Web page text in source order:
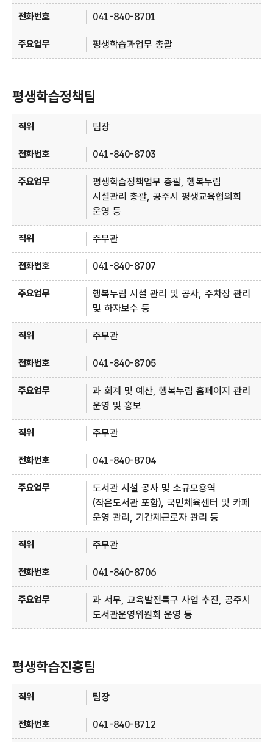
041-840-8701
평생학습과업무 총괄
평생학습정책팀
팀장
041-840-8703
평생학습정책업무 총괄, 행복누림
시설관리 총괄, 공주시 평생교육협의회
운영 등
주무관
041-840-8707
행복누림 시설 관리 및 공사, 주차장 관리
및 하자보수 등
주무관
041-840-8705
과 회계 및 예산, 행복누림 홈페이지 관리
운영 및 홍보
주무관
041-840-8704
도서관 시설 공사 및 소규모용역
(작은도서관 포함), 국민체육센터 및 카페
운영 관리, 기간제근로자 관리 등
주무관
041-840-8706
과 서무, 교육발전특구 사업 추진, 공주시
도서관운영위원회 운영 등
평생학습진흥팀
팀장
041-840-8712